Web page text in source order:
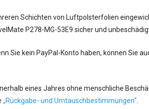
Schichten von Luftpolsterfolien
P278-MG-53E9 sicher und
kein PayPal-Konto haben, können Sie
eines Jahres ohne menschliche
„Rückgabe- und Umtauschbestimmungen“